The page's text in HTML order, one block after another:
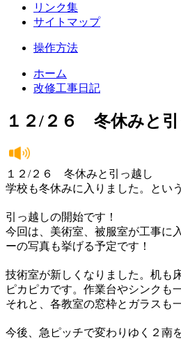
リンク集
サイトマップ
操作方法
ホーム
改修工事日記
１２/２６ 冬休みと引
１２/２６ 冬休みと引っ越し
学校も冬休みに入りました。とい
引っ越しの開始です！
今回は、美術室、被服室が工事に
ーの写真も挙げる予定です！
技術室が新しくなりました。机も
ピカピカです。作業台やシンクも
それと、各教室の窓枠とガラスも
今後、急ピッチで変わりゆく２南